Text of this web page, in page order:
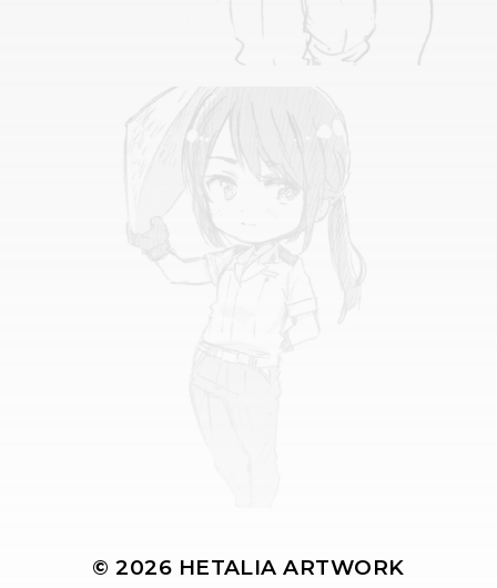
© 2026 HETALIA ARTWORK